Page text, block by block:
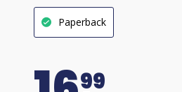
Paperback
99